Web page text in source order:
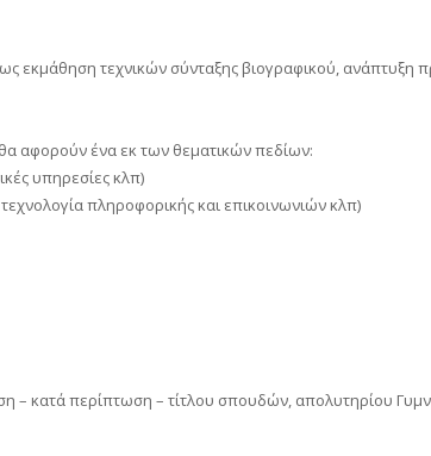
εκμάθηση τεχνικών σύνταξης βιογραφικού,
αφορούν ένα εκ των θεματικών πεδίων:
υπηρεσίες κλπ)
πληροφορικής και επικοινωνιών κλπ)
– κατά περίπτωση – τίτλου σπουδών, απολυτηρίου